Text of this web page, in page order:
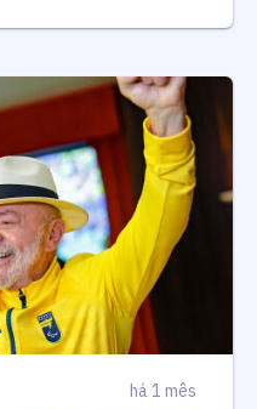
há 1 mês